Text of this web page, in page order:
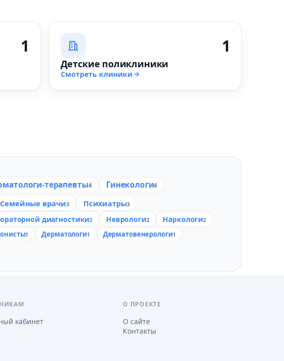
1 1
Детские поликлиники
Смотреть клиники
терапевты4 Гинекологи4
Семейные врачи3 Психиатры3
диагностики2 Неврологи2 Наркологи2
1 Дерматологи1 Дерматовенерологи1
кабинет
О ПРОЕКТЕ
О сайте
Контакты